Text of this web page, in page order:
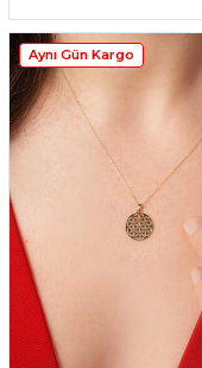
Aynı Gün Kargo